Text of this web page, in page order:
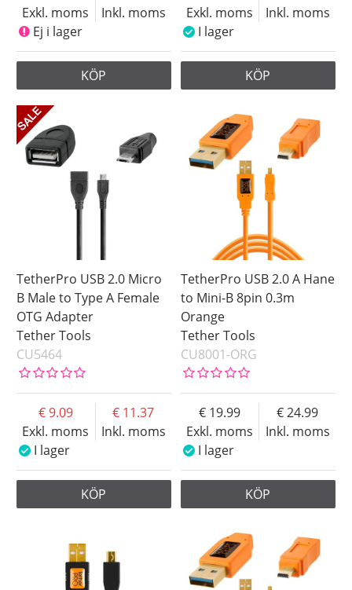
Exkl. moms
Inkl. moms
Ej i lager
KÖP
Exkl. moms
Inkl. moms
I lager
KÖP
TetherPro USB 2.0 Micro
B Male to Type A Female
OTG Adapter
Tether Tools
CU5464
Exkl. moms
9.09
Inkl. moms
11.37
I lager
KÖP
TetherPro USB 2.0 A Hane
to Mini-B 8pin 0.3m
Orange
Tether Tools
CU8001-ORG
Exkl. moms
19.99
Inkl. moms
24.99
I lager
KÖP